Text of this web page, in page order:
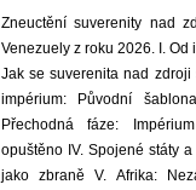
Zneuctění suverenity nad
Venezuely z roku 2026. I. Od
Jak se suverenita nad zdroji
impérium: Původní
Přechodná fáze:
opuštěno IV. Spojené státy
jako zbraně V. Afrika: